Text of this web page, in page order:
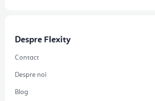
Despre Flexity
Contact
Despre noi
Blog